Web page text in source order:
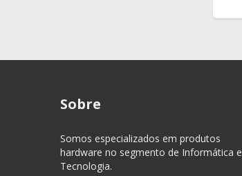
Sobre
Somos especializados em produtos
hardware no segmento de Informática e
Tecnologia.